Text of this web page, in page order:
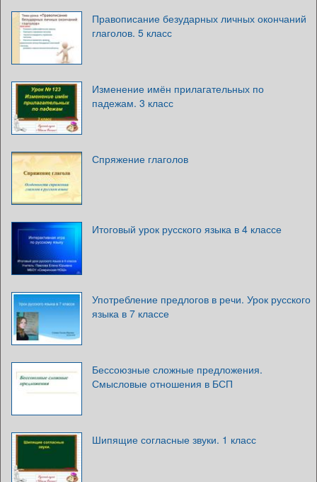
Правописание безударных личных окончаний
глаголов. 5 класс
Изменение имён прилагательных по
падежам. 3 класс
Спряжение глаголов
Итоговый урок русского языка в 4 классе
Употребление предлогов в речи. Урок русского
языка в 7 классе
Бессоюзные сложные предложения.
Смысловые отношения в БСП
Шипящие согласные звуки. 1 класс